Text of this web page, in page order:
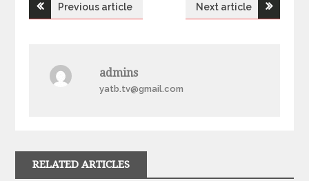
Н
г
Previous article Next article
admins
yatb.tv@gmail.com
RELATED ARTICLES